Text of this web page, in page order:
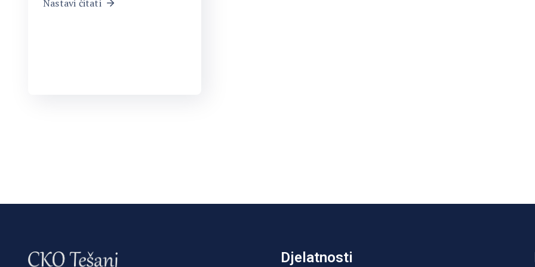
Nastavi čitati
Djelatnosti